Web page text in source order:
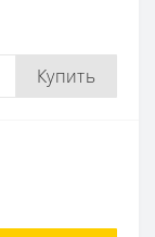
Купить